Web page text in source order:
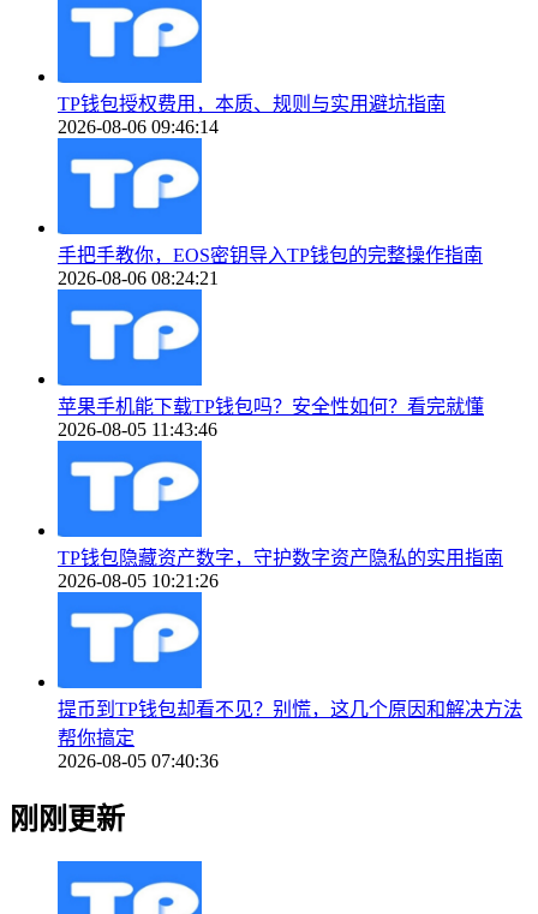
TP钱包授权费用，本质、规则与实用避坑指南
2026-08-06 09:46:14
手把手教你，EOS密钥导入TP钱包的完整操作指南
2026-08-06 08:24:21
苹果手机能下载TP钱包吗？安全性如何？看完就懂
2026-08-05 11:43:46
TP钱包隐藏资产数字，守护数字资产隐私的实用指南
2026-08-05 10:21:26
提币到TP钱包却看不见？别慌，这几个原因和解决方法
帮你搞定
2026-08-05 07:40:36
刚刚更新